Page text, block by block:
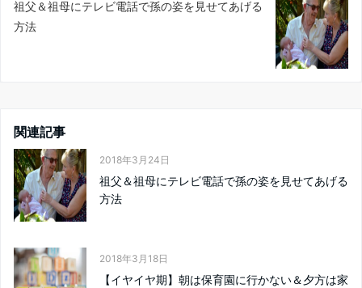
祖父＆祖母にテレビ電話で孫の姿を見せてあげる
方法
関連記事
2018年3月24日
祖父＆祖母にテレビ電話で孫の姿を見せてあげる
方法
2018年3月18日
【イヤイヤ期】朝は保育園に行かない＆夕方は家